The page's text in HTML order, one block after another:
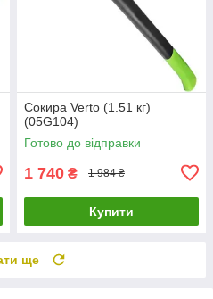
Сокира Verto (1.51 кг)
(05G104)
Готово до відправки
1 740 ₴ 1 984 ₴
Купити
ще